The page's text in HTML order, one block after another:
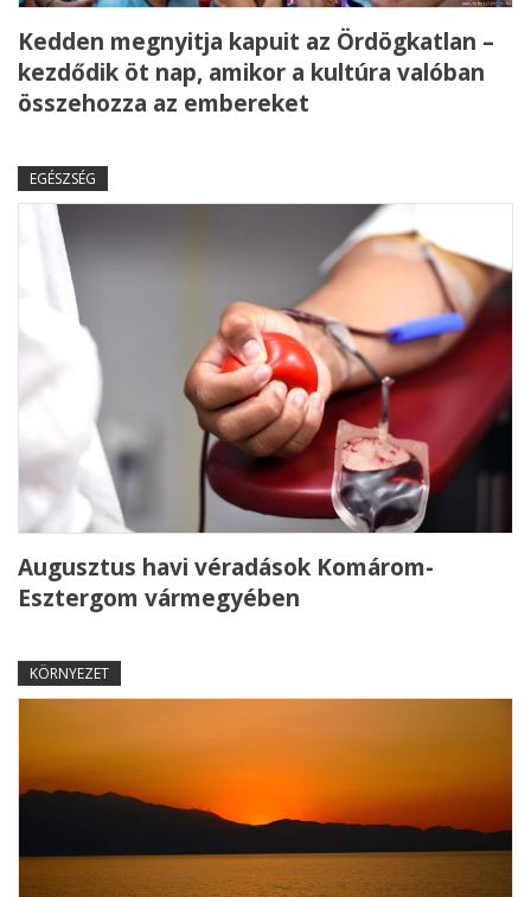
Kedden megnyitja kapuit az Ördögkatlan –
kezdődik öt nap, amikor a kultúra valóban
összehozza az embereket
EGÉSZSÉG
Augusztus havi véradások Komárom-
Esztergom vármegyében
KÖRNYEZET